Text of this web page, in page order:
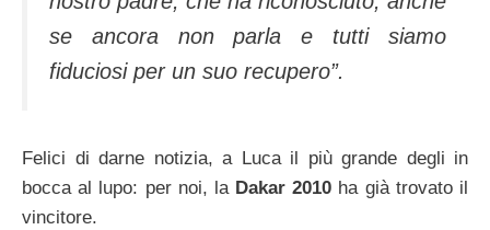
se ancora non parla e tutti siamo
fiduciosi per un suo recupero”.
Felici di darne notizia, a Luca il più grande degli in
bocca al lupo: per noi, la Dakar 2010 ha già trovato il
vincitore.